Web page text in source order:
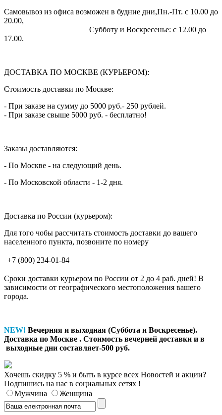
Самовывоз из офиса возможен в будние дни,Пн.-Пт. с 10.00 до
20.00,
Субботу и Воскресенье: с 12.00 до
17.00.
ДОСТАВКА ПО МОСКВЕ (КУРЬЕРОМ):
Стоимость доставки по Москве:
- При заказе на сумму до 5000 руб.- 250 рублей.
- При заказе свыше 5000 руб. - бесплатно!
Заказы доставляются:
- По Москве - на следующий день.
- По Московской области - 1-2 дня.
Доставка по России (курьером):
Для того чобы рассчитать стоимость доставки до вашего
населенного пункта, позвоните по номеру
+7 (800) 234-01-84
Сроки доставки курьером по России от 2 до 4 раб. дней! В
зависимости от географического местоположения вашего
города.
NEW! Вечерняя и выходная (Cуббота и Воскресенье).
Доставка по Москве . Стоимость вечерней доставки и в
выходные дни составляет-500 руб.
Хочешь скидку 5 % и быть в курсе всех Новостей и акции?
Подпишись на нас в социальных сетях !
Мужчина
Женщина